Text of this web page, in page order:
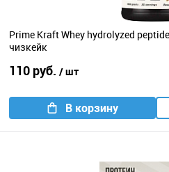
Prime Kraft Whey hydrolyzed
чизкейк
110 руб. / шт
В корзину